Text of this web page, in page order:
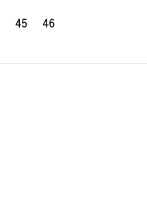
45 46